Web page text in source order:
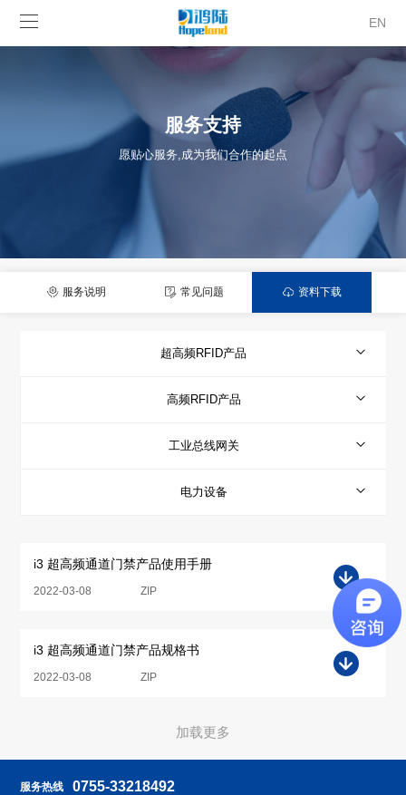
EN
服务支持
愿贴心服务,成为我们合作的起点
服务说明 常见问题 资料下载
超高频RFID产品
高频RFID产品
工业总线网关
电力设备
i3 超高频通道门禁产品使用手册
2022-03-08 ZIP
i3 超高频通道门禁产品规格书
2022-03-08 ZIP
加载更多
服务热线 0755-33218492